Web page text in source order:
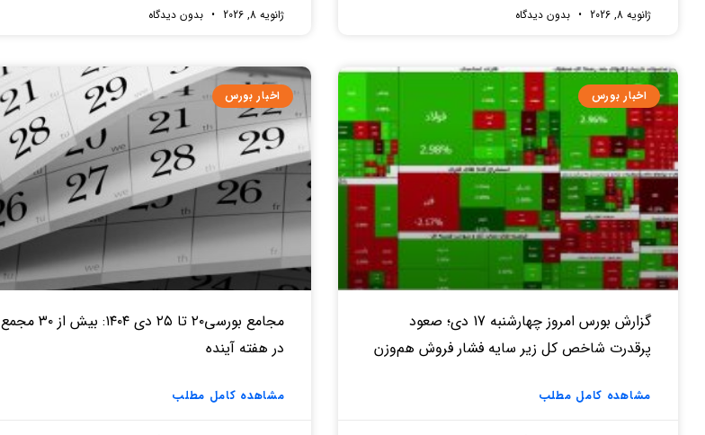
ژانویه 8, 2026 بدون دیدگاه ژانویه 8, 2026 بدون دیدگاه
اخبار بورس
گزارش بورس امروز چهارشنبه 17 دی؛ صعود
پرقدرت شاخص کل زیر سایه فشار فروش هم‌وزن
مشاهده کامل مطلب
اخبار بورس
مجامع بورسی۲۰ تا ۲۵ دی ۱۴۰۴: بیش از ۳۰ مجمع
در هفته آینده
مشاهده کامل مطلب